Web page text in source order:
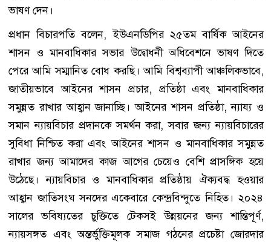
ভাষণ দেন।
প্রধান বিচারপতি বলেন, ইউএনডিপির ২৫তম বার্ষিক আইনের
শাসন ও মানবাধিকার সভার উদ্বোধনী অধিবেশনে ভাষণ দিতে
পেরে আমি সম্মানিত বোধ করছি। আমি বিশ্বব্যাপী আঞ্চলিকভাবে,
জাতীয়ভাবে আইনের শাসন প্রচার, প্রতিষ্ঠা এবং মানবাধিকার
সমুন্নত রাখার আহ্বান জানাচ্ছি। আইনের শাসন প্রতিষ্ঠা, ন্যায্য ও
সমান ন্যায়বিচার প্রদানকে সমর্থন করা, সবার জন্য ন্যায়বিচারের
সুবিধা নিশ্চিত করা এবং আইনের শাসন ও মানবাধিকার সমুন্নত
রাখার জন্য আমাদের কাজ আগের চেয়েও বেশি প্রাসঙ্গিক হয়ে
উঠেছে। ন্যায়বিচার ও মানবাধিকার প্রতিষ্ঠায় ঐক্যবদ্ধ হওয়ার
আহ্বান জাতিসংঘ সনদের একেবারে কেন্দ্রবিন্দুতে নিহিত। ২০২৪
সালের ভবিষ্যতের চুক্তিতে টেকসই উন্নয়নের জন্য শান্তিপূর্ণ,
ন্যায়সঙ্গত এবং অন্তর্ভুক্তিমূলক সমাজ গঠনের প্রচেষ্টা জোরদার